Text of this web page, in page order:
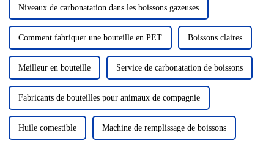
Niveaux de carbonatation dans les boissons gazeuses
Comment fabriquer une bouteille en PET Boissons claires
Meilleur en bouteille Service de carbonatation de boissons
Fabricants de bouteilles pour animaux de compagnie
Huile comestible Machine de remplissage de boissons